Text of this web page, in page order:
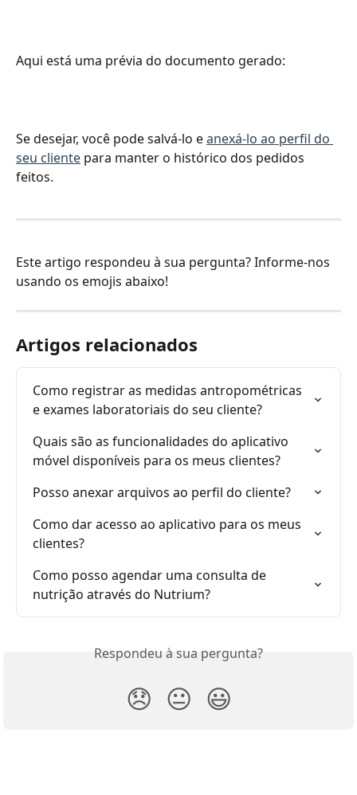
Aqui está uma prévia do documento gerado:
Se desejar, você pode salvá-lo e anexá-lo ao perfil do
seu cliente para manter o histórico dos pedidos
feitos.
Este artigo respondeu à sua pergunta? Informe-nos
usando os emojis abaixo!
Artigos relacionados
Como registrar as medidas antropométricas
e exames laboratoriais do seu cliente?
Quais são as funcionalidades do aplicativo
móvel disponíveis para os meus clientes?
Posso anexar arquivos ao perfil do cliente?
Como dar acesso ao aplicativo para os meus
clientes?
Como posso agendar uma consulta de
nutrição através do Nutrium?
Respondeu à sua pergunta?
😞 😐 😃